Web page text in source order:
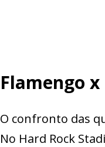
Flamengo
O confronto das
No Hard Rock